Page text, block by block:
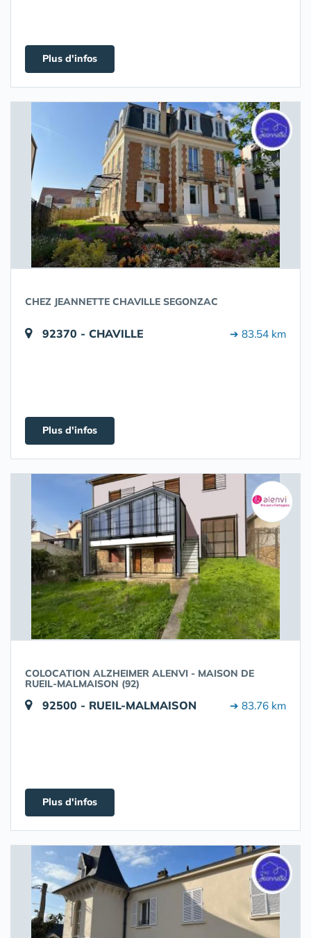
Plus d'infos
CHEZ JEANNETTE CHAVILLE SEGONZAC
92370 - CHAVILLE ➔ 83.54 km
Plus d'infos
COLOCATION ALZHEIMER ALENVI - MAISON DE
RUEIL-MALMAISON (92)
92500 - RUEIL-MALMAISON ➔ 83.76 km
Plus d'infos